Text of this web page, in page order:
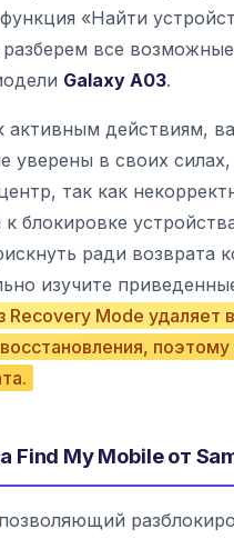
«Найти
все возможные
Galaxy A03.
активным действиям,
уверены в своих
так как
блокировке
ради возврата
изучите
Recovery Mode удаляет
Find My Mobile от